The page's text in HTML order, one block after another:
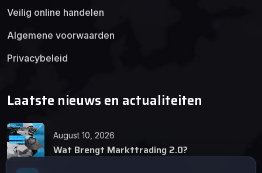
Veilig online handelen
Algemene voorwaarden
Privacybeleid
Laatste nieuws en actualiteiten
August 10, 2026
Wat Brengt Markttrading 2.0?